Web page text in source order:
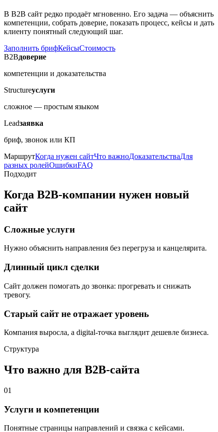
В B2B сайт редко продаёт мгновенно. Его задача — объяснить
компетенции, собрать доверие, показать процесс, кейсы и дать
клиенту понятный следующий шаг.
Заполнить брифКейсыСтоимость
B2Bдоверие
компетенции и доказательства
Structureуслуги
сложное — простым языком
Leadзаявка
бриф, звонок или КП
МаршрутКогда нужен сайтЧто важноДоказательстваДля
разных ролейОшибкиFAQ
Подходит
Когда B2B-компании нужен новый
сайт
Сложные услуги
Нужно объяснить направления без перегруза и канцелярита.
Длинный цикл сделки
Сайт должен помогать до звонка: прогревать и снижать
тревогу.
Старый сайт не отражает уровень
Компания выросла, а digital-точка выглядит дешевле бизнеса.
Структура
Что важно для B2B-сайта
01
Услуги и компетенции
Понятные страницы направлений и связка с кейсами.